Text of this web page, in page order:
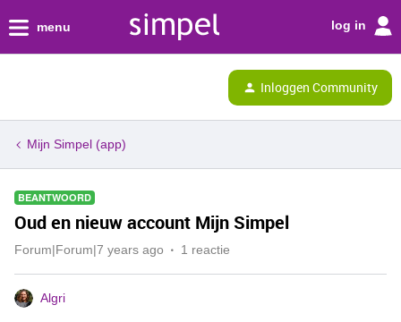
menu log in
Inloggen Community
Mijn Simpel (app)
BEANTWOORD
Oud en nieuw account Mijn Simpel
Forum|Forum|7 years ago 1 reactie
Algri